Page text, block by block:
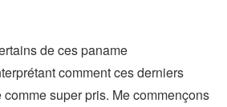
de ces paname
comment ces derniers
super pris. Me commençons